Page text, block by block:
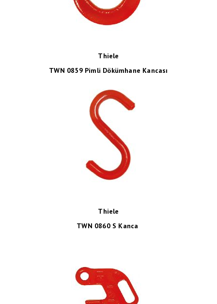
Thiele
TWN 0859 Pimli Dökümhane Kancası
Thiele
TWN 0860 S Kanca